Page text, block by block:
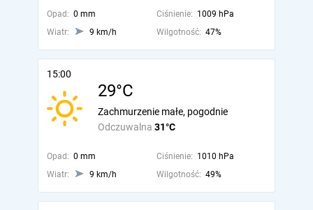
Opad: 0 mm Ciśnienie: 1009 hPa
Wiatr:
9 km/h Wilgotność: 47%
15:00
29°C
Odczuwalna 31°C
Zachmurzenie małe, pogodnie
Opad: 0 mm Ciśnienie: 1010 hPa
Wiatr:
9 km/h Wilgotność: 49%